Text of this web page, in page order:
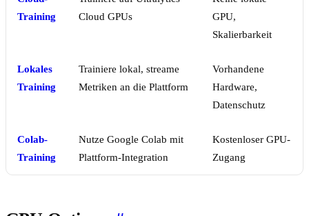
Training
Cloud GPUs
GPU,
Skalierbarkeit
Lokales
Training
Trainiere lokal, streame
Metriken an die Plattform
Vorhandene
Hardware,
Datenschutz
Colab-
Training
Nutze Google Colab mit
Plattform-Integration
Kostenloser GPU-
Zugang